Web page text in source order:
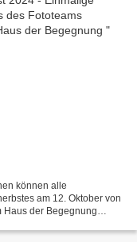
können alle
am 12. Oktober von
Haus der Begegnung